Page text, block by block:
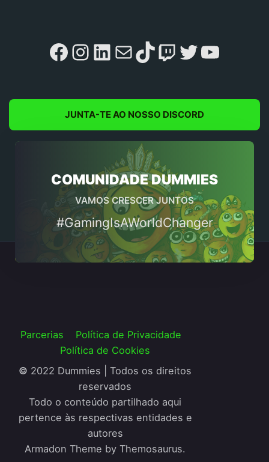
Facebook
Instagram
LinkedIn
MailTikTok
Twitch
Twitter
JUNTA-TE AO NOSSO DISCORD
COMUNIDADE DUMMIES
VAMOS CRESCER JUNTOS
#GamingIsAWorldChanger
Parcerias
Política de Privacidade
Política de Cookies
© 2022 Dummies | Todos os direitos
reservados
Todo o conteúdo partilhado aqui
pertence às respectivas entidades e
autores
Armadon Theme by Themosaurus.